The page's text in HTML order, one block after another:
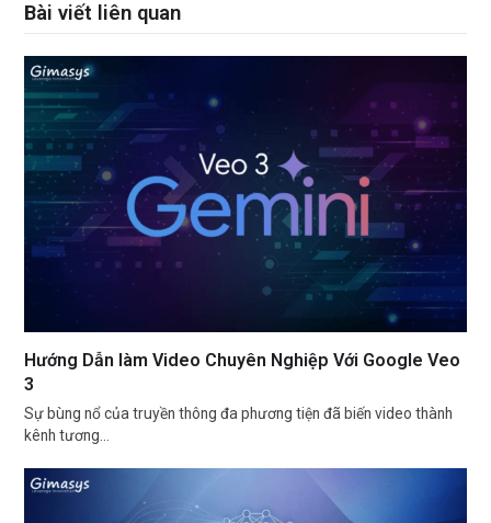
Bài viết liên quan
Hướng Dẫn làm Video Chuyên Nghiệp Với Google Veo
3
Sự bùng nổ của truyền thông đa phương tiện đã biến video thành
kênh tương…